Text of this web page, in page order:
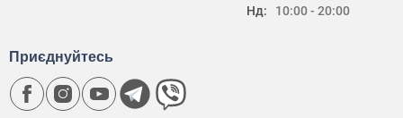
Нд:
10:00 - 20:00
Приєднуйтесь